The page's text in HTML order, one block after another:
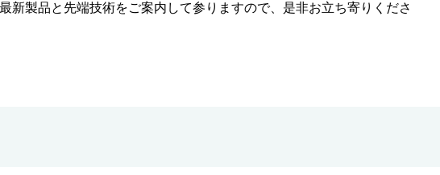
新製品と先端技術をご案内して参りますので、是非お立ち寄りくださ